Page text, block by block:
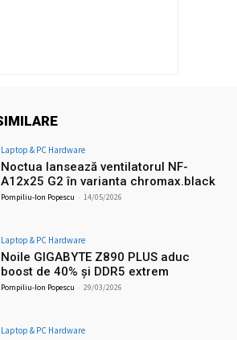
Laptop & PC Hardware
Noctua lansează ventilatorul NF-
A12x25 G2 în varianta chromax.black
Pompiliu-Ion Popescu - 14/05/2026
Laptop & PC Hardware
Noile GIGABYTE Z890 PLUS aduc
boost de 40% și DDR5 extrem
Pompiliu-Ion Popescu - 29/03/2026
Laptop & PC Hardware